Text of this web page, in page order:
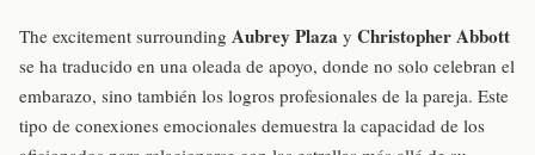
The excitement surrounding Aubrey Plaza y Christopher Abbott
se ha traducido en una oleada de apoyo, donde no solo celebran el
embarazo, sino también los logros profesionales de la pareja. Este
tipo de conexiones emocionales demuestra la capacidad de los